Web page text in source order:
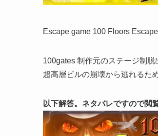
Escape game 100 Floors
100gates 制作元のステージ制脱
超高層ビルの崩壊から逃れるた
以下解答。ネタバレですので閲